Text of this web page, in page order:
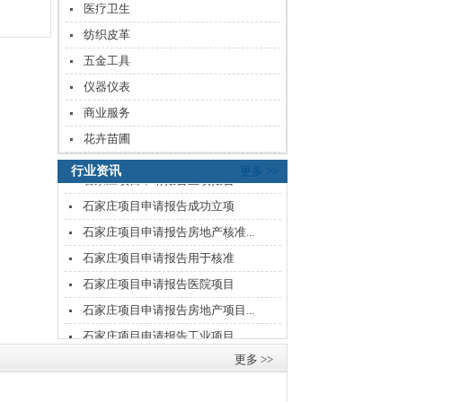
医疗卫生
纺织皮革
五金工具
仪器仪表
商业服务
花卉苗圃
行业资讯 更多 >>
石家庄项目申请报告医院项目
石家庄项目申请报告房地产项目...
石家庄项目申请报告工业项目
石家庄建筑类项目申请报告编写...
石家庄项目申请报告房地产项目...
石家庄项目申请报告房地产立项...
石家庄项目申请报告立项报告
石家庄项目申请报告成功立项
石家庄项目申请报告房地产核准...
石家庄项目申请报告用于核准
石家庄项目申请报告医院项目
石家庄项目申请报告房地产项目...
石家庄项目申请报告工业项目
石家庄建筑类项目申请报告编写...更多 >>